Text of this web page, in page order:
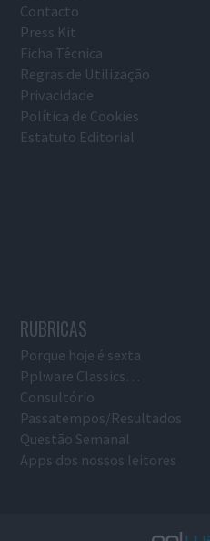
Contacto
Press Kit
Ficha Técnica
Regras de Utilização
Privacidade
Política de Cookies
Estatuto Editorial
RUBRICAS
Porque hoje é sexta
Pplware Classics…
Consultório
Passatempos/Resultados
Questão Semanal
Apps dos nossos leitores